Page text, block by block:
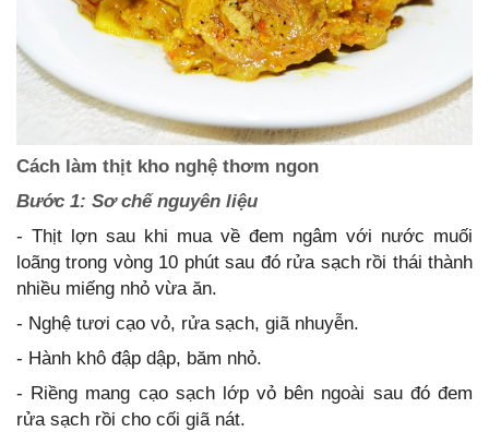
Cách làm thịt kho nghệ thơm ngon
Bước 1: Sơ chế nguyên liệu
- Thịt lợn sau khi mua về đem ngâm với nước muối
loãng trong vòng 10 phút sau đó rửa sạch rồi thái thành
nhiều miếng nhỏ vừa ăn.
- Nghệ tươi cạo vỏ, rửa sạch, giã nhuyễn.
- Hành khô đập dập, băm nhỏ.
- Riềng mang cạo sạch lớp vỏ bên ngoài sau đó đem
rửa sạch rồi cho cối giã nát.